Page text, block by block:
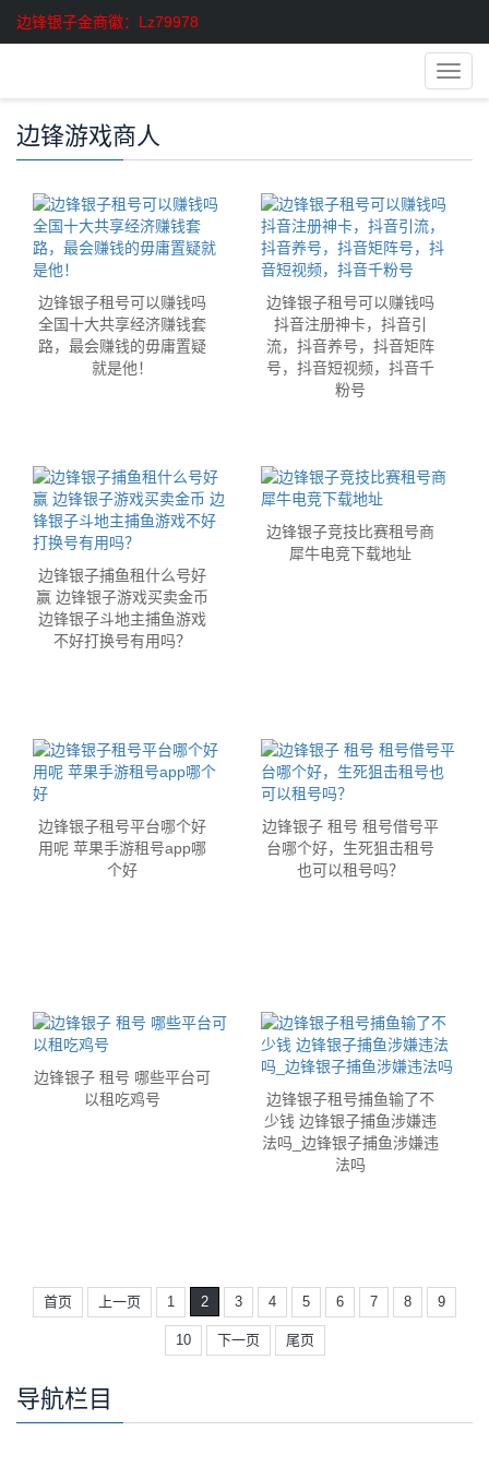
边锋银子金商徽：Lz79978
导
航
边锋游戏商人
边锋银子租号可以赚钱吗
全国十大共享经济赚钱套
路，最会赚钱的毋庸置疑
就是他！
边锋银子租号可以赚钱吗
抖音注册神卡，抖音引
流，抖音养号，抖音矩阵
号，抖音短视频，抖音千
粉号
边锋银子捕鱼租什么号好
赢 边锋银子游戏买卖金币
边锋银子斗地主捕鱼游戏
不好打换号有用吗？
边锋银子竞技比赛租号商
犀牛电竞下载地址
边锋银子租号平台哪个好
用呢 苹果手游租号app哪
个好
边锋银子 租号 租号借号平
台哪个好，生死狙击租号
也可以租号吗？
边锋银子 租号 哪些平台可
以租吃鸡号
边锋银子租号捕鱼输了不
少钱 边锋银子捕鱼涉嫌违
法吗_边锋银子捕鱼涉嫌违
法吗
首页 上一页 1 2 3 4 5 6 7 8 9
10 下一页 尾页
导航栏目